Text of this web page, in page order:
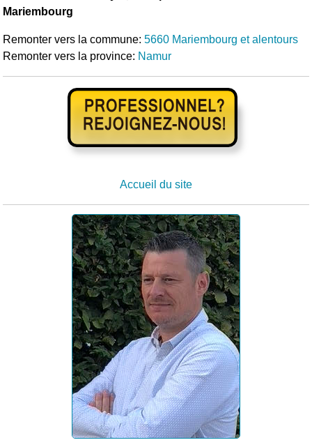
Mariembourg
Remonter vers la commune:5660 Mariembourg et alentours
Remonter vers la province: Namur
Accueil du site